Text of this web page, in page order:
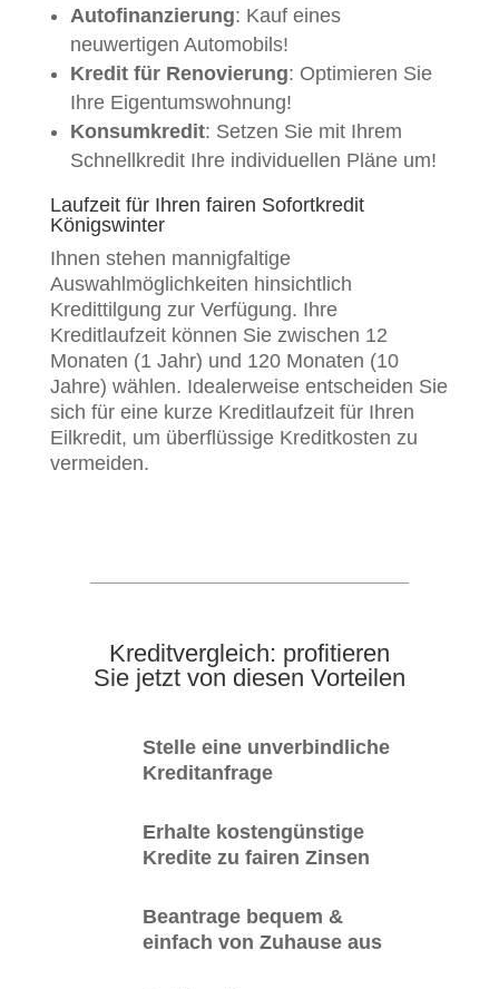
Autofinanzierung: Kauf eines
neuwertigen Automobils!
Kredit für Renovierung: Optimieren Sie
Ihre Eigentumswohnung!
Konsumkredit: Setzen Sie mit Ihrem
Schnellkredit Ihre individuellen Pläne um!
Laufzeit für Ihren fairen Sofortkredit
Königswinter
Ihnen stehen mannigfaltige
Auswahlmöglichkeiten hinsichtlich
Kredittilgung zur Verfügung. Ihre
Kreditlaufzeit können Sie zwischen 12
Monaten (1 Jahr) und 120 Monaten (10
Jahre) wählen. Idealerweise entscheiden Sie
sich für eine kurze Kreditlaufzeit für Ihren
Eilkredit, um überflüssige Kreditkosten zu
vermeiden.
Kreditvergleich: profitieren
Sie jetzt von diesen Vorteilen
Stelle eine unverbindliche
Kreditanfrage
Erhalte kostengünstige
Kredite zu fairen Zinsen
Beantrage bequem &
einfach von Zuhause aus